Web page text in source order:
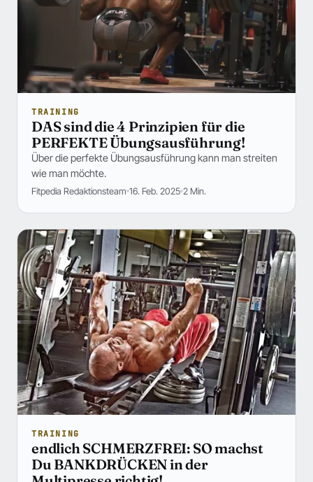
TRAINING
DAS sind die 4 Prinzipien für die
PERFEKTE Übungsausführung!
Über die perfekte Übungsausführung kann man streiten
wie man möchte.
Fitpedia Redaktionsteam 16. Feb. 2025 2 Min.
TRAINING
endlich SCHMERZFREI: SO machst
Du BANKDRÜCKEN in der